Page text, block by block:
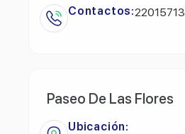
Contactos:22015713
Paseo De Las Flores
Ubicación: